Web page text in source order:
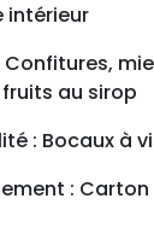
intérieur
au sirop
: Bocaux à
: Carton